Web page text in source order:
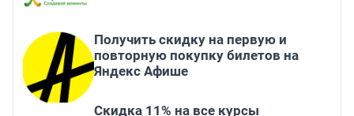
Получить скидку на первую и
повторную покупку билетов на
Яндекс Афише
Скидка 11% на все курсы